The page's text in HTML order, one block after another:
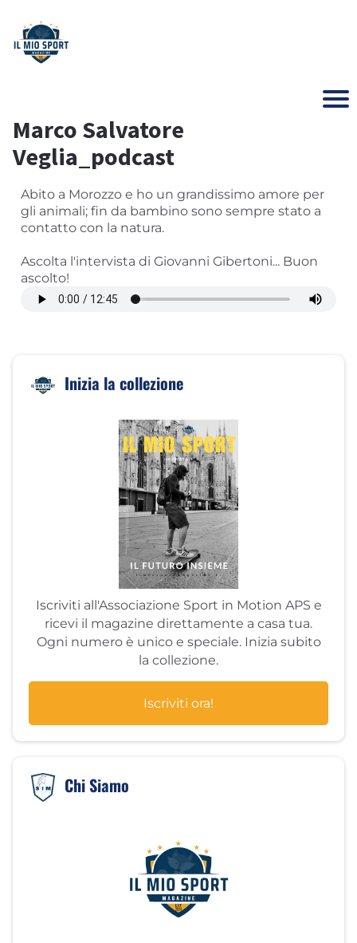
Marco Salvatore
Veglia_podcast
Abito a Morozzo e ho un grandissimo amore per
gli animali; fin da bambino sono sempre stato a
contatto con la natura.
Ascolta l'intervista di Giovanni Gibertoni... Buon
ascolto!
Inizia la collezione
Iscriviti all'Associazione Sport in Motion APS e
ricevi il magazine direttamente a casa tua.
Ogni numero è unico e speciale. Inizia subito
la collezione.
Iscriviti ora!
Chi Siamo